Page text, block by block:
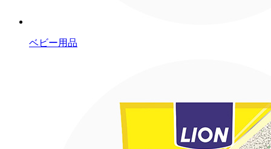
ベビー用品